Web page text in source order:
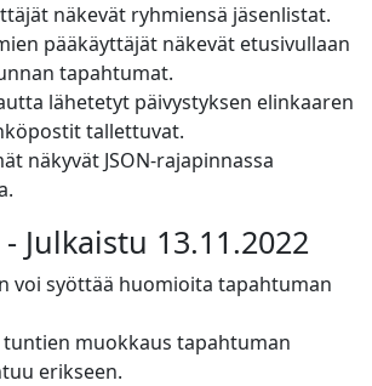
näkevät ryhmiensä jäsenlistat.
pääkäyttäjät näkevät etusivullaan
tapahtumat.
lähetetyt päivystyksen elinkaaren
tallettuvat.
näkyvät JSON-rajapinnassa
Julkaistu 13.11.2022
voi syöttää huomioita tapahtuman
muokkaus tapahtuman
erikseen.